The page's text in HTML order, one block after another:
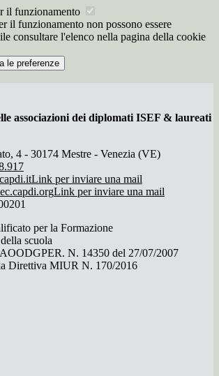
il funzionamento
il funzionamento non possono essere
consultare l'elenco nella pagina della cookie
le preferenze
associazioni dei diplomati ISEF & laureati
4 - 30174 Mestre - Venezia (VE)
Link per inviare una mail
Link per inviare una mail
per la Formazione
scuola
N. 14350 del 27/07/2007
Direttiva MIUR N. 170/2016